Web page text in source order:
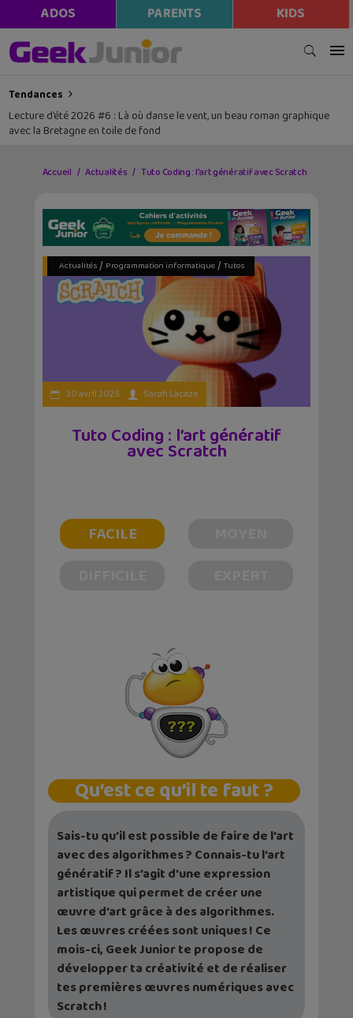
ADOS PARENTS KIDS
Tendances
Lecture d’été 2026 #6 : Là où danse le vent, un beau roman graphique
avec la Bretagne en toile de fond
Accueil Actualités Tuto Coding : l’art génératif avec Scratch
Actualités/ Programmation informatique/ Tutos
30 avril 2025 Sarah Lacaze
Tuto Coding : l’art génératif
avec Scratch
FACILE
Qu’est ce qu’il te faut ?
Sais-tu qu’il est possible de faire de l’art
avec des algorithmes ? Connais-tu l’art
génératif ? Il s’agit d’une expression
artistique qui permet de créer une
œuvre d’art grâce à des algorithmes.
Les œuvres créées sont uniques ! Ce
mois-ci, Geek Junior te propose de
développer ta créativité et de réaliser
tes premières œuvres numériques avec
Scratch !
modal-check